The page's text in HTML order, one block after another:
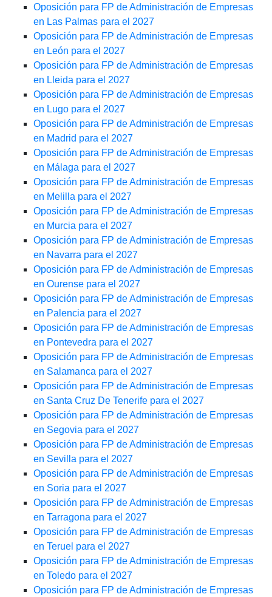
Oposición para FP de Administración de Empresas
en Las Palmas para el 2027
Oposición para FP de Administración de Empresas
en León para el 2027
Oposición para FP de Administración de Empresas
en Lleida para el 2027
Oposición para FP de Administración de Empresas
en Lugo para el 2027
Oposición para FP de Administración de Empresas
en Madrid para el 2027
Oposición para FP de Administración de Empresas
en Málaga para el 2027
Oposición para FP de Administración de Empresas
en Melilla para el 2027
Oposición para FP de Administración de Empresas
en Murcia para el 2027
Oposición para FP de Administración de Empresas
en Navarra para el 2027
Oposición para FP de Administración de Empresas
en Ourense para el 2027
Oposición para FP de Administración de Empresas
en Palencia para el 2027
Oposición para FP de Administración de Empresas
en Pontevedra para el 2027
Oposición para FP de Administración de Empresas
en Salamanca para el 2027
Oposición para FP de Administración de Empresas
en Santa Cruz De Tenerife para el 2027
Oposición para FP de Administración de Empresas
en Segovia para el 2027
Oposición para FP de Administración de Empresas
en Sevilla para el 2027
Oposición para FP de Administración de Empresas
en Soria para el 2027
Oposición para FP de Administración de Empresas
en Tarragona para el 2027
Oposición para FP de Administración de Empresas
en Teruel para el 2027
Oposición para FP de Administración de Empresas
en Toledo para el 2027
Oposición para FP de Administración de Empresas